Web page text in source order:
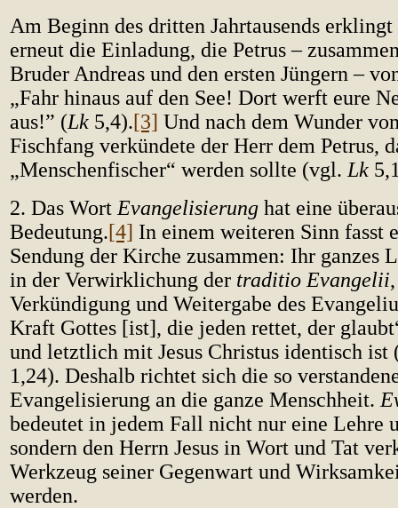
Am Beginn des dritten Jahrtausends
erneut die Einladung, die Petrus –
Bruder Andreas und den ersten Jüngern –
„Fahr hinaus auf den See! Dort werft eure
aus!” (Lk 5,4).[3] Und nach dem Wunder
Fischfang verkündete der Herr dem Petrus,
„Menschenfischer“ werden sollte (vgl. Lk
2. Das Wort Evangelisierung hat eine
Bedeutung.[4] In einem weiteren Sinn fasst
Sendung der Kirche zusammen: Ihr ganzes
in der Verwirklichung der traditio Evangelii
Verkündigung und Weitergabe des
Kraft Gottes [ist], die jeden rettet, der
und letztlich mit Jesus Christus identisch
1,24). Deshalb richtet sich die so
Evangelisierung an die ganze Menschheit.
bedeutet in jedem Fall nicht nur eine Lehre
sondern den Herrn Jesus in Wort und Tat
Werkzeug seiner Gegenwart und
werden.